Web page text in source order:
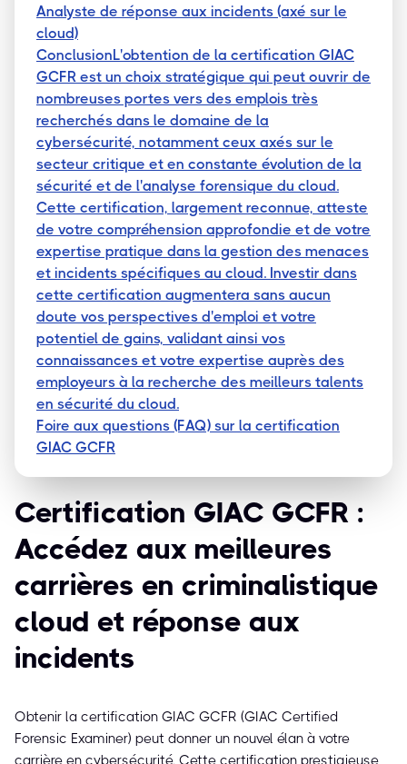
Analyste de réponse aux incidents (axé sur le
cloud)
ConclusionL'obtention de la certification GIAC
GCFR est un choix stratégique qui peut ouvrir de
nombreuses portes vers des emplois très
recherchés dans le domaine de la
cybersécurité, notamment ceux axés sur le
secteur critique et en constante évolution de la
sécurité et de l'analyse forensique du cloud.
Cette certification, largement reconnue, atteste
de votre compréhension approfondie et de votre
expertise pratique dans la gestion des menaces
et incidents spécifiques au cloud. Investir dans
cette certification augmentera sans aucun
doute vos perspectives d'emploi et votre
potentiel de gains, validant ainsi vos
connaissances et votre expertise auprès des
employeurs à la recherche des meilleurs talents
en sécurité du cloud.
Foire aux questions (FAQ) sur la certification
GIAC GCFR
Certification GIAC GCFR :
Accédez aux meilleures
carrières en criminalistique
cloud et réponse aux
incidents
Obtenir la certification GIAC GCFR (GIAC Certified
Forensic Examiner) peut donner un nouvel élan à votre
carrière en cybersécurité. Cette certification prestigieuse